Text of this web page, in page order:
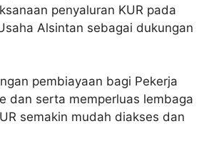
penyaluran KUR pada
Alsintan sebagai dukungan
pembiayaan bagi Pekerja
dan serta memperluas lembaga
semakin mudah diakses dan